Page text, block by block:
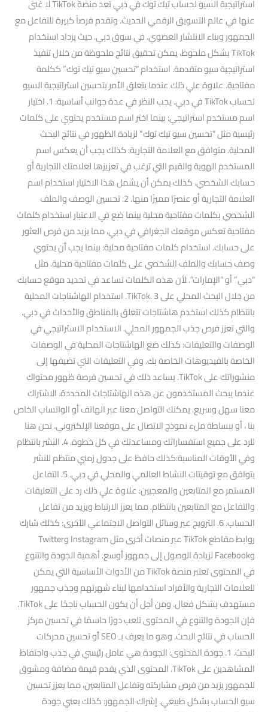
استراتيجية السيو لحساب تيك توك في دبي تعد منصة TikTok لا غنى
عنها في عالم التسويق الرقمي الحديث. وتقدم فرصاً كبيرة للتفاعل مع
الجمهور وبناء الانتشار العضوي. في سوق دبي. حيث يزداد استخدام
TikTok بشكل ملحوظ، يمكن تحقيق نتائج ملحوظة من خلال تنفيذ
استراتيجية سيو متقدمة. استخدام “تحسين سيو تيك توك” ككلمة
مفتاحية. علاوة علي ذلك عندما يتعلق الأمر بتحسين استراتيجية السيو
لحساب TikTok في دبي. يجب النظر في عدة جوانب أساسية: 1. اختيار
اسم مستخدم استراتيجي: بينما اختر اسم مستخدم يحتوي على كلمات
رئيسية مثل “تحسين سيو تيك توك” لزيادة الظهور في نتائج البحث
المحلية. متوافق مع العلامة التجارية: كذلك يجب أن يعكس اسم
المستخدم الهوية والقيم التي ترغب في تعزيزها لعلامتك التجارية أو
حسابك الشخصي. كذلك يمكن أن يشمل هذا الاختيار استخدام اسم
العلامة التجارية أو عنصرًا مميزًا منها. 2. تحسين الوصف والملف
الشخصي بكلمات مفتاحية محلية بينما ضع في الاعتبار استخدام كلمات
مفتاحية تعكس موقعك الجغرافي في دبي، مما يزيد من فرص العثور
على حسابك. استخدام كلمات مفتاحية محلية: بينما يجب أن يحتوي
وصف حسابك والملف الشخصي على كلمات مفتاحية محلية. مثل
“دبي” أو “الإمارات”. لأن هذه الكلمات تساعد في تحديد موقع حسابك
من خلال البحث المحلي على TikTok. 3. استخدام الهاشتاجات المحلية
بانتظام كذلك استخدم هاشتاجات تتعلق بالمناطق والأحداث في دبي.
والتي تعزز فرص جذب الجمهور المحلي. الاستخدام الاستراتيجي في
الوصفات والتعليقات: كذلك ضع الهاشتاجات المحلية في الوصفات
الخاصة بالفيديوهات الخاصة بك. وفي التعليقات التي تضيفها إلى
منشوراتك على TikTok. يساعد ذلك في تحسين فرصة ظهور محتواك
عندما يبحث المستخدمون عن هذه الهاشتاجات المحددة. الاشتراك
معنا سهل وسريع. يمكنك التواصل معنا عبر الهاتف أو الواتساب الخاص
بنا ، أو ببساطة ملء نموذج الاتصال على موقعنا الإلكتروني. نحن هنا
للرد على جميع استفساراتك ومساعدتك في كل خطوة. 4. النشر بانتظام
وفي الأوقات المناسبة:كذلك حافظ على جدول زمني منتظم للنشر
يتوافق مع توقيتات النشاط العالمي والمحلي في دبي. 5. التفاعل
المستمر مع المتابعين والمعجبين: علاوة علي ذلك رد على التعليقات
والتفاعل مع المتابعين بانتظام. مما يعزز الارتباط ويزيد من تفاعل
الحساب. 6. الترويج عبر وسائل التواصل الاجتماعي الأخرى: كذلك شارك
روابط مقاطع TikTok عبر منصات أخرى مثل Instagram وTwitter
وFacebook لزيادة الوصول إلى جمهور أوسع. أهمية الجودة والتنوع
في المحتوى تعتبر منصة TikTok من الأدوات الأساسية التي يمكن
للعلامات التجارية والأفراد استخدامها لبناء شهرتهم وجذب جمهور
مستهدف بشكل فعال. ومن أجل أن يكون الحساب ناجحًا على TikTok.
فإن الجودة والتنوع في المحتوى تلعب دورًا حاسمًا في تحسين مركز
الحساب في نتائج البحث. وهو ما يعرف بـ SEO أو تحسين محركات
البحث. 1. جودة المحتوى: الجودة هي عامل رئيسي في جذب واحتفاظ
المشاهدين على TikTok. المحتوى الذي يقدم قيمة مضافة ومشوق
للجمهور يزيد من فرص مشاركته وتفاعل المتابعين، مما يعزز تحسين
سيو الحساب بشكل طبيعي. إشراك الجمهور: كذلك يعني جودة